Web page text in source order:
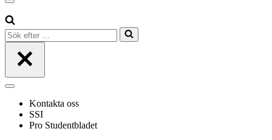
Navigeringsmeny
Sök
efter
Navigeringsmeny
Kontakta oss
SSI
Pro Studentbladet